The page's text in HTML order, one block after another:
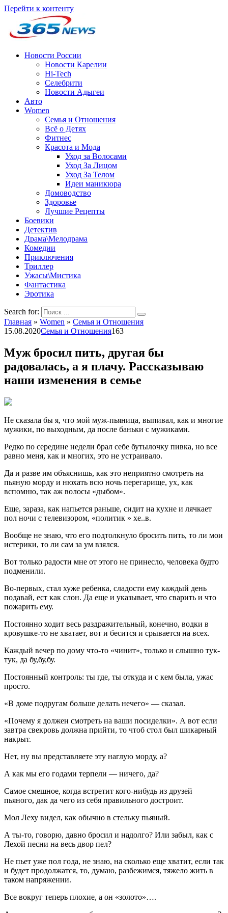
Перейти к контенту
Новости России
Новости Карелии
Hi-Tech
Селебрити
Новости Адыгеи
Авто
Women
Семья и Отношения
Всё о Детях
Фитнес
Красота и Мода
Уход за Волосами
Уход За Лицом
Уход За Телом
Идеи маникюра
Домоводство
Здоровье
Лучшие Рецепты
Боевики
Детектив
Драма\Мелодрама
Комедии
Приключения
Триллер
Ужасы\Мистика
Фантастика
Эротика
Search for:
Главная » Women » Семья и Отношения
15.08.2020Семья и Отношения163
Муж бросил пить, другая бы
радовалась, а я плачу. Рассказываю
наши изменения в семье
Не сказала бы я, что мой муж-пьяница, выпивал, как и многие
мужики, по выходным, да после баньки с мужиками.
Редко по середине недели брал себе бутылочку пивка, но все
равно меня, как и многих, это не устраивало.
Да и разве им объяснишь, как это неприятно смотреть на
пьяную морду и нюхать всю ночь перегарище, ух, как
вспомню, так аж волосы «дыбом».
Еще, зараза, как напьется раньше, сидит на кухне и лячкает
пол ночи с телевизором, «политик » хе..в.
Вообще не знаю, что его подтолкнуло бросить пить, то ли мои
истерики, то ли сам за ум взялся.
Вот только радости мне от этого не принесло, человека будто
подменили.
Во-первых, стал хуже ребенка, сладости ему каждый день
подавай, ест как слон. Да еще и указывает, что сварить и что
пожарить ему.
Постоянно ходит весь раздражительный, конечно, водки в
кровушке-то не хватает, вот и бесится и срывается на всех.
Каждый вечер по дому что-то «чинит», только и слышно тук-
тук, да бу,бу,бу.
Постоянный контроль: ты где, ты откуда и с кем была, ужас
просто.
«В доме подругам больше делать нечего» — сказал.
«Почему я должен смотреть на ваши посиделки». А вот если
завтра свекровь должна прийти, то чтоб стол был шикарный
накрыт.
Нет, ну вы представляете эту наглую морду, а?
А как мы его годами терпели — ничего, да?
Самое смешное, когда встретит кого-нибудь из друзей
пьяного, дак да чего из себя правильного достроит.
Мол Леху видел, как обычно в стельку пьяный.
А ты-то, говорю, давно бросил и надолго? Или забыл, как с
Лехой песни на весь двор пел?
Не пьет уже пол года, не знаю, на сколько еще хватит, если так
и будет продолжатся, то, думаю, разбежимся, тяжело жить в
таком напряжении.
Все вокруг теперь плохие, а он «золото»….